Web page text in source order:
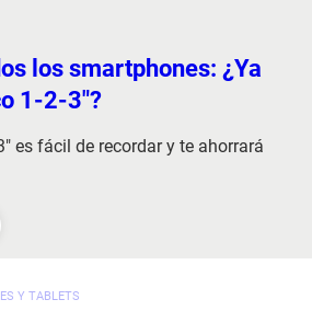
los smartphones: ¿Ya
1-2-3"?
es fácil de recordar y te ahorrará
Y TABLETS